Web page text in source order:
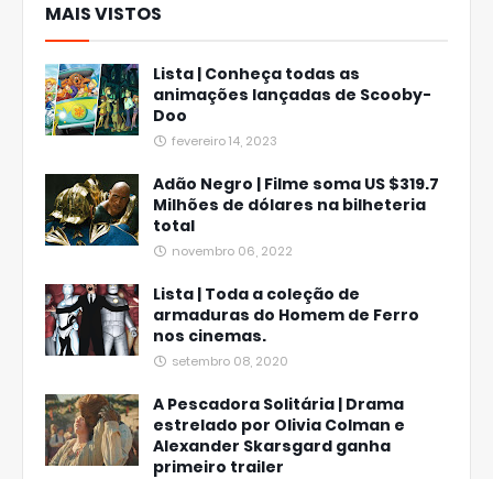
MAIS VISTOS
Lista | Conheça todas as
animações lançadas de Scooby-
Doo
fevereiro 14, 2023
Adão Negro | Filme soma US $319.7
Milhões de dólares na bilheteria
total
novembro 06, 2022
Lista | Toda a coleção de
armaduras do Homem de Ferro
nos cinemas.
setembro 08, 2020
A Pescadora Solitária | Drama
estrelado por Olivia Colman e
Alexander Skarsgard ganha
primeiro trailer